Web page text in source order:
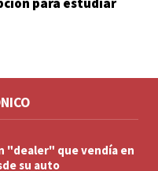
"dealer" que vendía en
su auto